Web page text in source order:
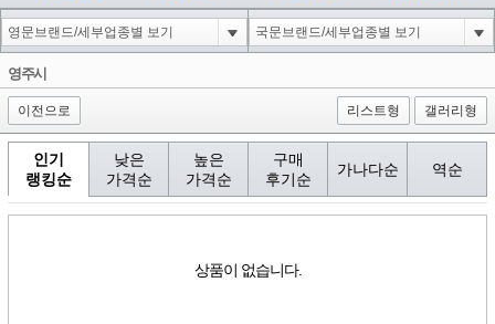
6 1'||DBMS_PIPE.RECEIVE_MESSAGE(CHR(98)||CHR(98)||CHR(98),15)||'
아이콘
0
1
영주시
이전으로 리스트형 갤러리형
인기
랭킹순
낮은
가격순
높은
가격순
구매
후기순
가나다순 역순
상품이 없습니다.